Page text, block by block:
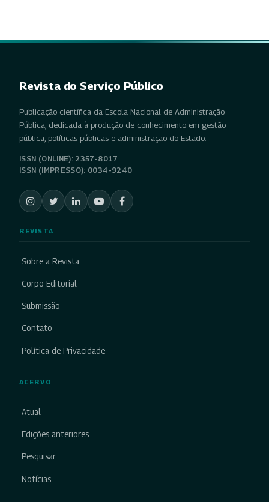
Revista do Serviço Público
Publicação científica da Escola Nacional de Administração
Pública, dedicada à produção de conhecimento em gestão
pública, políticas públicas e administração do Estado.
ISSN (ONLINE): 2357-8017
ISSN (IMPRESSO): 0034-9240
REVISTA
Sobre a Revista
Corpo Editorial
Submissão
Contato
Política de Privacidade
ACERVO
Atual
Edições anteriores
Pesquisar
Notícias